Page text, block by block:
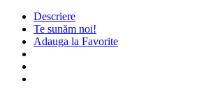
Descriere
Te sunăm noi!
Adauga la Favorite